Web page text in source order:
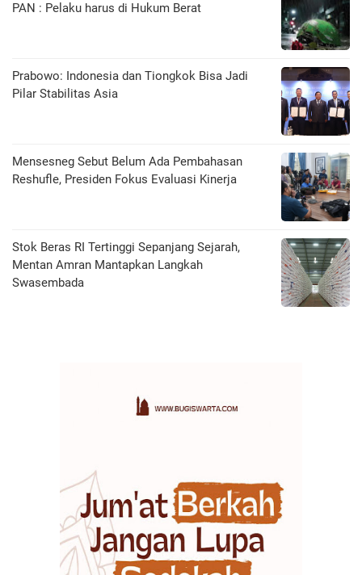
PAN : Pelaku harus di Hukum Berat
Prabowo: Indonesia dan Tiongkok Bisa Jadi
Pilar Stabilitas Asia
Mensesneg Sebut Belum Ada Pembahasan
Reshufle, Presiden Fokus Evaluasi Kinerja
Stok Beras RI Tertinggi Sepanjang Sejarah,
Mentan Amran Mantapkan Langkah
Swasembada